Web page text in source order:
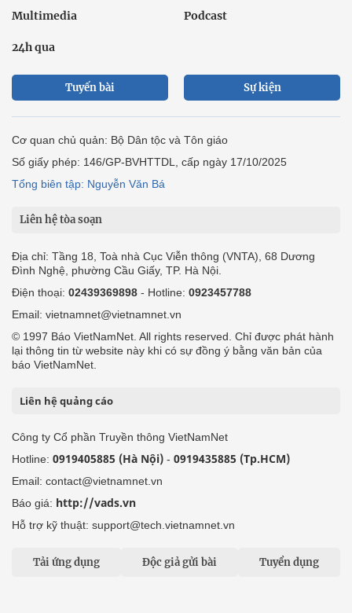
Multimedia Podcast
24h qua
Tuyến bài Sự kiện
Cơ quan chủ quản: Bộ Dân tộc và Tôn giáo
Số giấy phép: 146/GP-BVHTTDL, cấp ngày 17/10/2025
Tổng biên tập: Nguyễn Văn Bá
Liên hệ tòa soạn
Địa chỉ: Tầng 18, Toà nhà Cục Viễn thông (VNTA), 68 Dương
Đình Nghệ, phường Cầu Giấy, TP. Hà Nội.
Điện thoại: 02439369898 - Hotline: 0923457788
Email: vietnamnet@vietnamnet.vn
© 1997 Báo VietNamNet. All rights reserved. Chỉ được phát hành
lại thông tin từ website này khi có sự đồng ý bằng văn bản của
báo VietNamNet.
Liên hệ quảng cáo
Công ty Cổ phần Truyền thông VietNamNet
Hotline: 0919405885 (Hà Nội) - 0919435885 (Tp.HCM)
Email: contact@vietnamnet.vn
Báo giá: http://vads.vn
Hỗ trợ kỹ thuật: support@tech.vietnamnet.vn
Tải ứng dụng Độc giả gửi bài Tuyển dụng